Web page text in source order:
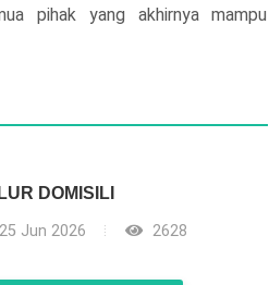
pihak yang akhirnya mampu
DOMISILI
25 Jun 2026 2628